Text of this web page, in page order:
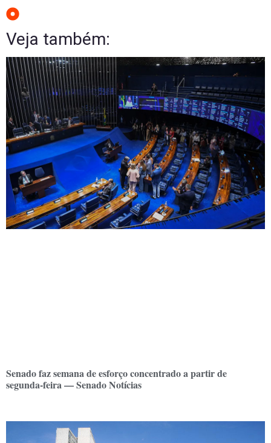
Veja também:
Senado faz semana de esforço concentrado a partir de
segunda-feira — Senado Notícias